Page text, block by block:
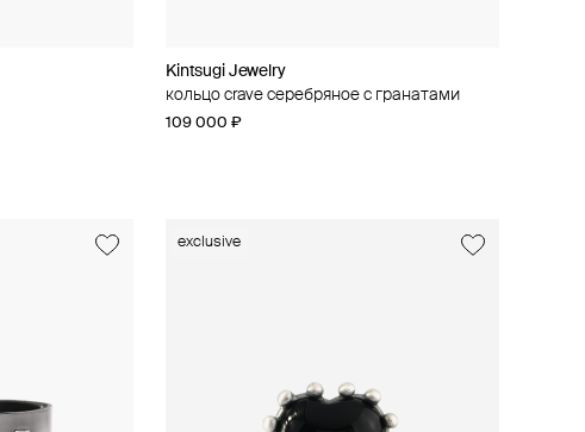
Kintsugi Jewelry
кольцо crave серебряное с гранатами
109 000 ₽
exclusive